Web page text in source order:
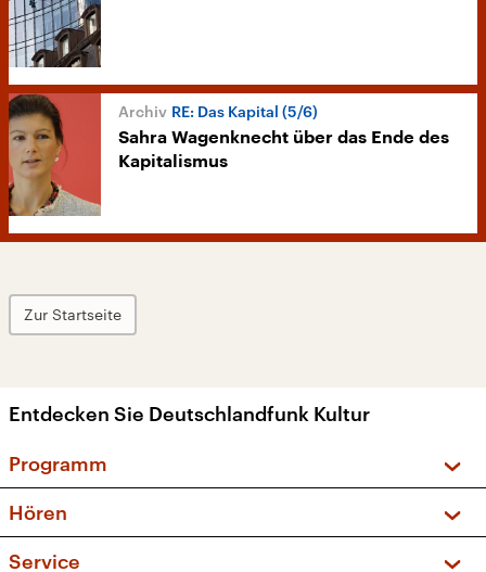
RE: Das Kapital (5/6)
Sahra Wagenknecht über das Ende des
Kapitalismus
Zur Startseite
Entdecken Sie Deutschlandfunk Kultur
Programm
Sendungen und Podcasts
Hören
Service